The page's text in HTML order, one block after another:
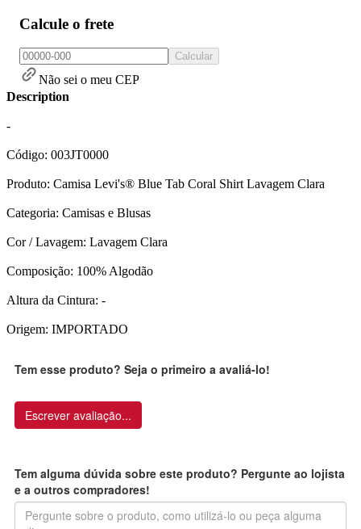
Calcule o frete
Calcular
Não sei o meu CEP
Description
-
Código: 003JT0000
Produto: Camisa Levi's® Blue Tab Coral Shirt Lavagem Clara
Categoria: Camisas e Blusas
Cor / Lavagem: Lavagem Clara
Composição: 100% Algodão
Altura da Cintura: -
Origem: IMPORTADO
Tem esse produto? Seja o primeiro a avaliá-lo!
Escrever avaliação...
Tem alguma dúvida sobre este produto? Pergunte ao lojista
e a outros compradores!